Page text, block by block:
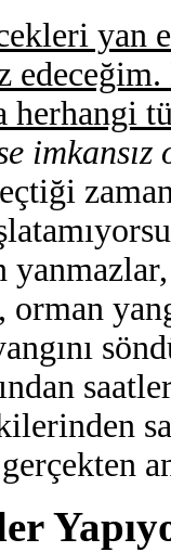
herhangi
orman